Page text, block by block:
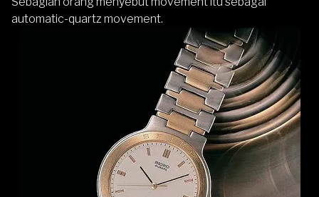
automatic-quartz movement.